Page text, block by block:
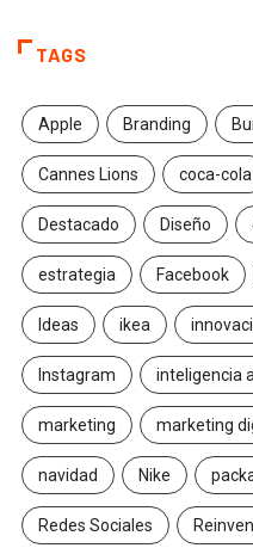
TAGS
Apple Branding
Cannes Lions coca-cola
Destacado Diseño
estrategia Facebook
Ideas ikea
Instagram inteligencia
marketing marketing
navidad Nike
Redes Sociales